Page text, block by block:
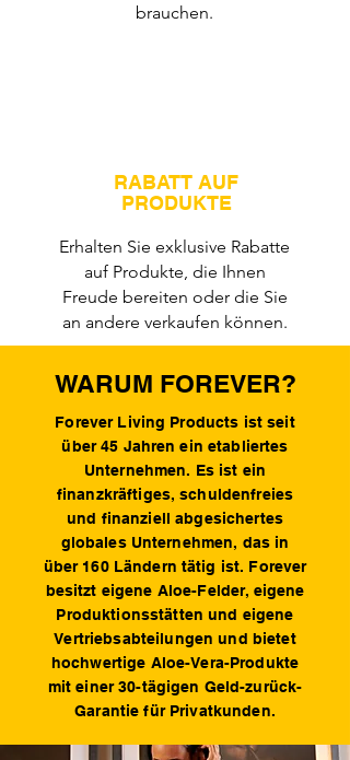
brauchen.
RABATT AUF
PRODUKTE
Erhalten Sie exklusive Rabatte
auf Produkte, die Ihnen
Freude bereiten oder die Sie
an andere verkaufen können.
WARUM FOREVER?
Forever Living Products ist seit
über 45 Jahren ein etabliertes
Unternehmen. Es ist ein
finanzkräftiges, schuldenfreies
und finanziell abgesichertes
globales Unternehmen, das in
über 160 Ländern tätig ist. Forever
besitzt eigene Aloe-Felder, eigene
Produktionsstätten und eigene
Vertriebsabteilungen und bietet
hochwertige Aloe-Vera-Produkte
mit einer 30-tägigen Geld-zurück-
Garantie für Privatkunden.